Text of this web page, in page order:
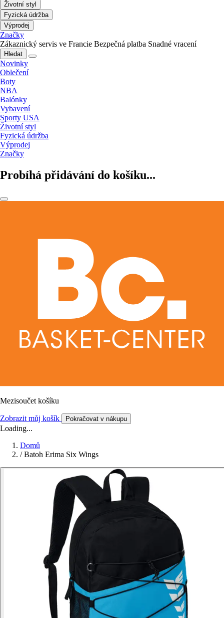
Životní styl
Fyzická údržba
Výprodej
Značky
Zákaznický servis ve Francie Bezpečná platba Snadné vracení
Hledat
Novinky
Oblečení
Boty
NBA
Balónky
Vybavení
Sporty USA
Životní styl
Fyzická údržba
Výprodej
Značky
Probíhá přidávání do košíku...
Mezisoučet košíku
Zobrazit můj košík Pokračovat v nákupu
Loading...
Domů
/ Batoh Erima Six Wings